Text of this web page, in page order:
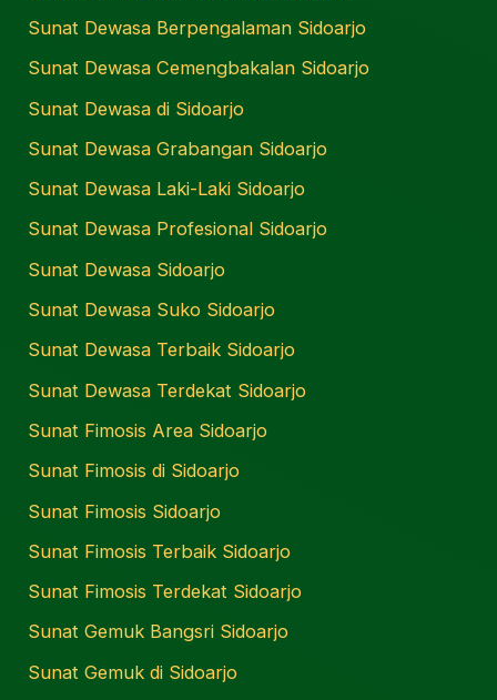
Sunat Dewasa Berpengalaman Sidoarjo
Sunat Dewasa Cemengbakalan Sidoarjo
Sunat Dewasa di Sidoarjo
Sunat Dewasa Grabangan Sidoarjo
Sunat Dewasa Laki-Laki Sidoarjo
Sunat Dewasa Profesional Sidoarjo
Sunat Dewasa Sidoarjo
Sunat Dewasa Suko Sidoarjo
Sunat Dewasa Terbaik Sidoarjo
Sunat Dewasa Terdekat Sidoarjo
Sunat Fimosis Area Sidoarjo
Sunat Fimosis di Sidoarjo
Sunat Fimosis Sidoarjo
Sunat Fimosis Terbaik Sidoarjo
Sunat Fimosis Terdekat Sidoarjo
Sunat Gemuk Bangsri Sidoarjo
Sunat Gemuk di Sidoarjo